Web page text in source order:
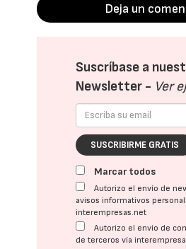
Deja un
Suscríbase a
Newsletter - Ver
SUSCRIBIRME GRATIS
Marcar todos
Autorizo el envío de
avisos informativos
interempresas.net
Autorizo el envío de
de terceros vía